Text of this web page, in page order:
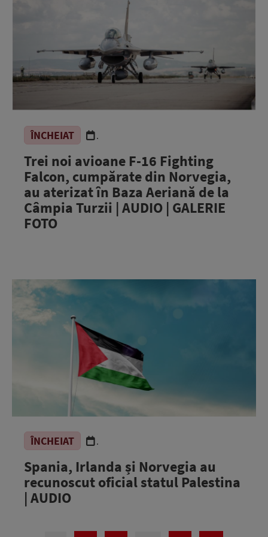
ÎNCHEIAT .
Trei noi avioane F-16 Fighting
Falcon, cumpărate din Norvegia,
au aterizat în Baza Aeriană de la
Câmpia Turzii | AUDIO | GALERIE
FOTO
ÎNCHEIAT .
Spania, Irlanda și Norvegia au
recunoscut oficial statul Palestina
| AUDIO